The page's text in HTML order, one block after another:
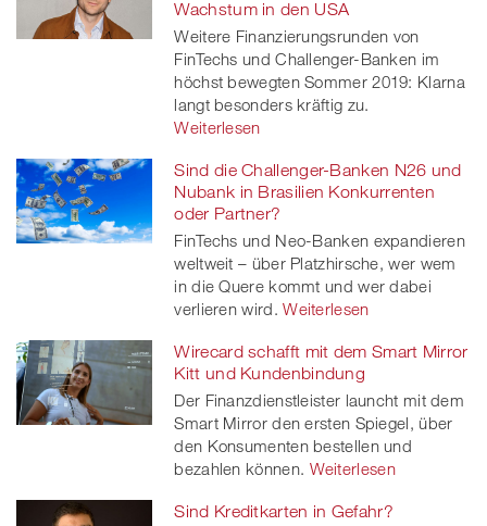
Wachstum in den USA
Weitere Finanzierungsrunden von
FinTechs und Challenger-Banken im
höchst bewegten Sommer 2019: Klarna
langt besonders kräftig zu.
Weiterlesen
Sind die Challenger-Banken N26 und
Nubank in Brasilien Konkurrenten
oder Partner?
FinTechs und Neo-Banken expandieren
weltweit – über Platzhirsche, wer wem
in die Quere kommt und wer dabei
verlieren wird. Weiterlesen
Wirecard schafft mit dem Smart Mirror
Kitt und Kundenbindung
Der Finanzdienstleister launcht mit dem
Smart Mirror den ersten Spiegel, über
den Konsumenten bestellen und
bezahlen können. Weiterlesen
Sind Kreditkarten in Gefahr?